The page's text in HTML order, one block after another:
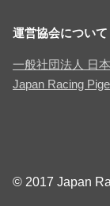
運営協会について
一般社団法人 日
Japan Racing
© 2017 Japan